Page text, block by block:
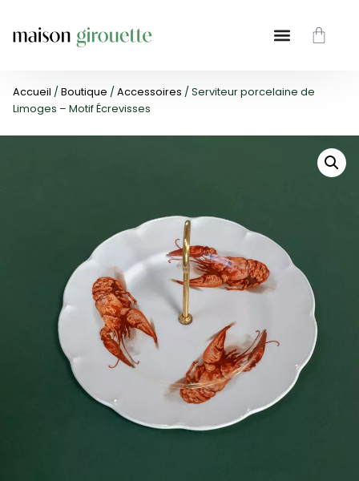
Accueil / Boutique / Accessoires / Serviteur porcelaine de
Limoges – Motif Écrevisses